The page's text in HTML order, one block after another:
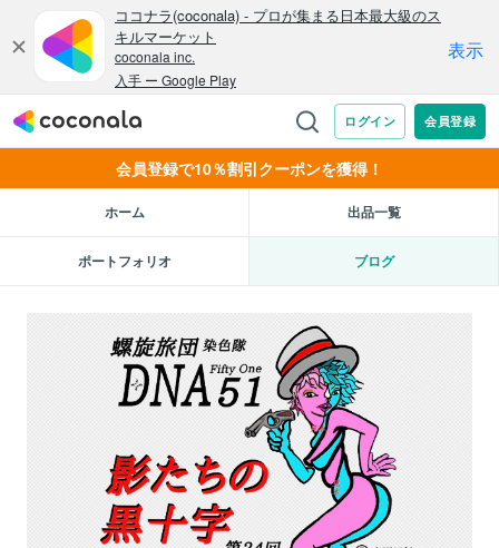
会員登録で10％割引クーポンを獲得！
ホーム 出品一覧
ポートフォリオ ブログ